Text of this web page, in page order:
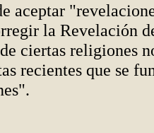
aceptar
la Revelación
ciertas religiones
recientes que se